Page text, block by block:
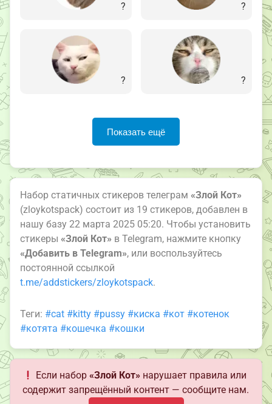
? ?
? ?
Показать ещё
Набор статичных стикеров телеграм «Злой Кот»
(zloykotspack) состоит из 19 стикеров, добавлен в
нашу базу 22 марта 2025 05:20. Чтобы установить
стикеры «Злой Кот» в Telegram, нажмите кнопку
«Добавить в Telegram», или воспользуйтесь
постоянной ссылкой
t.me/addstickers/zloykotspack.
Теги: #cat #kitty #pussy #киска #кот #котенок
#котята #кошечка #кошки
Если набор«Злой Кот» нарушает правила или
содержит запрещённый контент — сообщите нам.